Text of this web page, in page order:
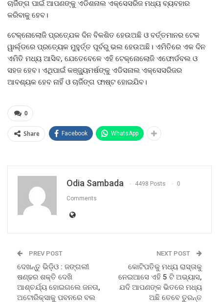
ଚାର୍ଜିଙ୍ଗ ପାଇଁ ଆପଣଙ୍କୁ ଏଡିଶନାଲ ଏକ୍ସେସରିଜ ମଧ୍ୟ ବ୍ୟବହାର
କରିବାକୁ ହେବ।
ଟେକ୍ନୋଲୋଜି ପ୍ରତ୍ଯେକ ଦିନ ବିକଶିତ ହେଉଅଛି ଓ ବର୍ତ୍ତମାନର ଟେକ
ୱାର୍ଲ୍ଡରେ ପ୍ରତ୍ୟେକ ମୁହୁର୍ତ୍ତ ପୂର୍ବରୁ ଭଲ ହେଉଅଛି। ଏମିତିରେ ଏକ ଦିନ
ଏମିତି ମଧ୍ୟ ଆସିବ, ଯେତେବେଳେ ଏହି ଟେକ୍ନୋଲୋଜି ଏଫୋର୍ଡବଲ ଓ
ସହଜ ହେବ। ଏଥିପାଇଁ କଞ୍ଜ୍ୟୁମର୍ଷଙ୍କୁ ଏଡିସନାଲ ଏକ୍ସେସରିଜର
ଆବଶ୍ୟକ ହେବ ନାହିଁ ଓ ଚାର୍ଜିଙ୍ଗ ଫାଷ୍ଟ ହୋଇଯିବ।
0
Share Facebook WhatsApp
Odia Sambada 4498 Posts 0
Comments
PREV POST
ଦେଖନ୍ତୁ ଭିଡ଼ିଓ : ଜଙ୍ଗଲୀ
ଷଣ୍ଢର ଶକ୍ତି ଦେଖି
ଆଶ୍ଚର୍ଯ୍ୟ ହୋଇଗଲେ ଜନତା,
ଅଟୋରିକ୍ସାକୁ ପବନରେ ବଲ
NEXT POST
କୋଟିପତିକୁ ମଧ୍ୟ ରାସ୍ତାକୁ
ନେଇଆସେ ଏହି 5 ଟି ଅଭ୍ୟାସ,
ଯଦି ଆପଣଙ୍କ ଭିତରେ ମଧ୍ୟ
ଅଛି ତେବେ ତୁରନ୍ତ